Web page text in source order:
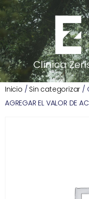
Inicio / Sin categorizar /
AGREGAR EL VALOR DE